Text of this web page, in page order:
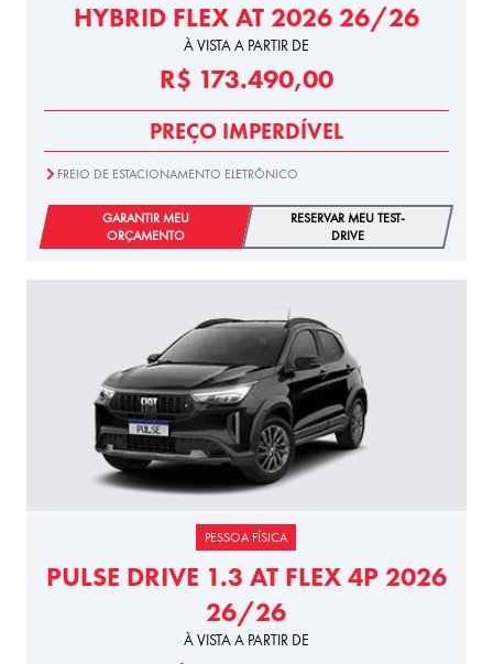
HYBRID FLEX AT 2026 26/26
À VISTA A PARTIR DE
R$ 173.490,00
PREÇO IMPERDÍVEL
FREIO DE ESTACIONAMENTO ELETRÔNICO
GARANTIR MEU
ORÇAMENTO
RESERVAR MEU TEST-
DRIVE
PESSOA FÍSICA
PULSE DRIVE 1.3 AT FLEX 4P 2026
26/26
À VISTA A PARTIR DE